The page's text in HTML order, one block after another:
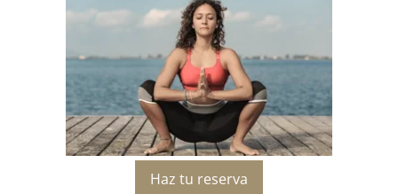
Haz tu reserva